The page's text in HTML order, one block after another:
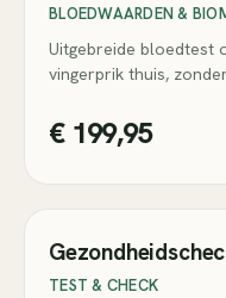
BLOEDWAARDEN &
Uitgebreide bloedtest
vingerprik thuis,
€ 199,95
TEST & CHECK